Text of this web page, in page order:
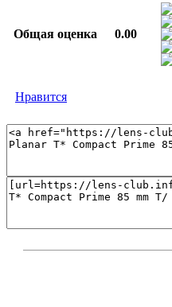
Общая оценка 0.00
Нравится